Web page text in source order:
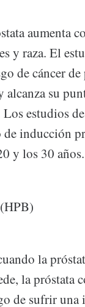
aumenta
y raza. El
de cáncer
alcanza su
estudios
inducción
y los 30 años.
la
la próstata
de sufrir una